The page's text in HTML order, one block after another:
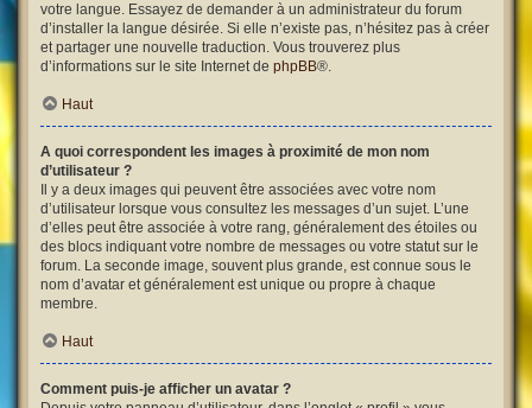
votre langue. Essayez de demander à un administrateur du forum
d’installer la langue désirée. Si elle n’existe pas, n’hésitez pas à créer
et partager une nouvelle traduction. Vous trouverez plus
d’informations sur le site Internet de phpBB®.
Haut
A quoi correspondent les images à proximité de mon nom
d’utilisateur ?
Il y a deux images qui peuvent être associées avec votre nom
d’utilisateur lorsque vous consultez les messages d’un sujet. L’une
d’elles peut être associée à votre rang, généralement des étoiles ou
des blocs indiquant votre nombre de messages ou votre statut sur le
forum. La seconde image, souvent plus grande, est connue sous le
nom d’avatar et généralement est unique ou propre à chaque
membre.
Haut
Comment puis-je afficher un avatar ?